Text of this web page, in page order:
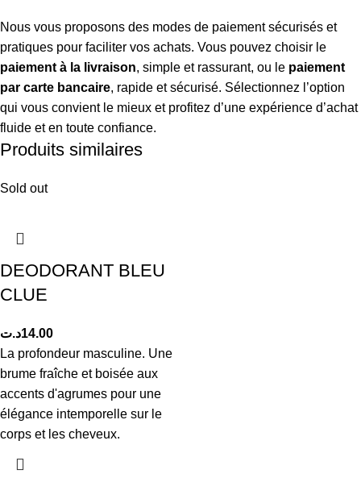
Nous vous proposons des modes de paiement sécurisés et
pratiques pour faciliter vos achats. Vous pouvez choisir le
paiement à la livraison, simple et rassurant, ou le paiement
par carte bancaire, rapide et sécurisé. Sélectionnez l’option
qui vous convient le mieux et profitez d’une expérience d’achat
fluide et en toute confiance.
Produits similaires
Sold out
DEODORANT BLEU
CLUE
14.00د.ت
La profondeur masculine. Une
brume fraîche et boisée aux
accents d'agrumes pour une
élégance intemporelle sur le
corps et les cheveux.